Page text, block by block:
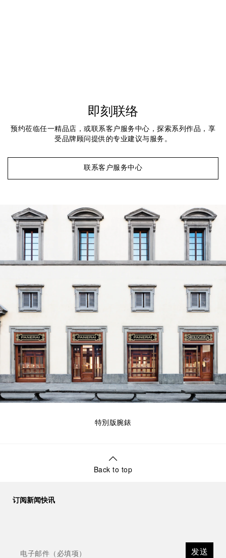
即刻联络
预约莅临任一精品店，或联系客户服务中心，探索系列作品，享
受品牌顾问提供的专业建议与服务。
联系客户服务中心
特別版腕錶
Back to top
订阅新闻快讯
发送